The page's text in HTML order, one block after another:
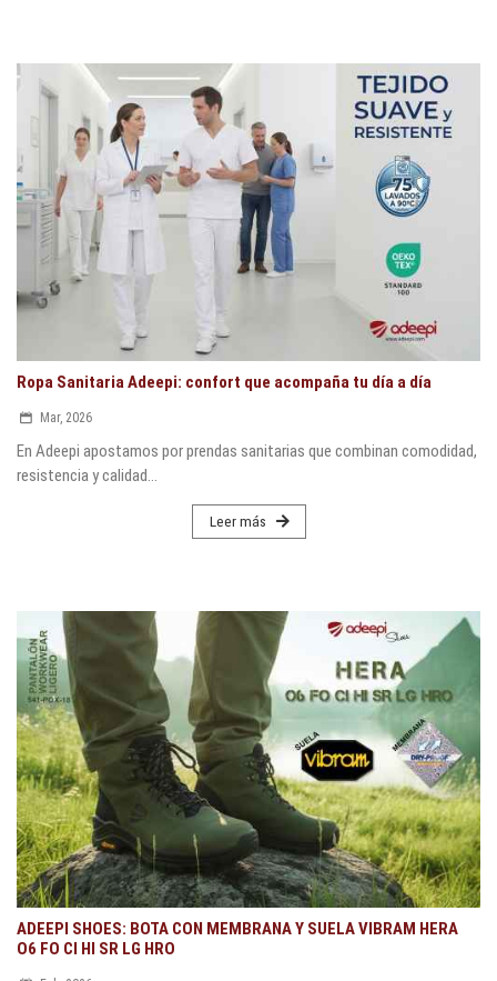
Ropa Sanitaria Adeepi: confort que acompaña tu día a día
Mar, 2026
En Adeepi apostamos por prendas sanitarias que combinan comodidad,
resistencia y calidad...
Leer más
ADEEPI SHOES: BOTA CON MEMBRANA Y SUELA VIBRAM HERA
O6 FO CI HI SR LG HRO